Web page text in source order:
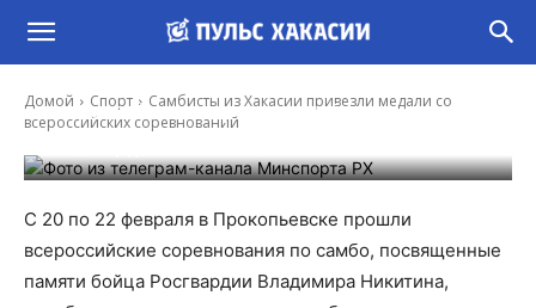
Домой Спорт
Самбисты из Хакасии привезли медали со
всероссийских соревнований
всероссийских соревнований
С 20 по 22 февраля в Прокопьевске прошли
всероссийские соревнования по самбо, посвященные
памяти бойца Росгвардии Владимира Никитина,